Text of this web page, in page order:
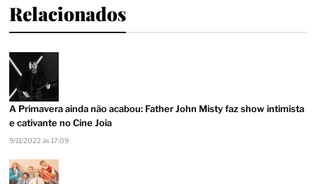
Relacionados
A Primavera ainda não acabou: Father John Misty faz show intimista
e cativante no Cine Joia
9/11/2022 às 17:09